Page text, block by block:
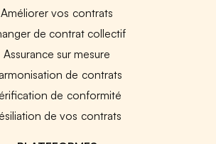
Améliorer vos contrats
de contrat collectif
Assurance sur mesure
de contrats
de conformité
de vos contrats